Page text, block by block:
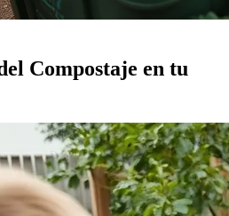
Compostaje en tu